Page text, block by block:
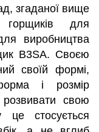
згаданої вище
горщиків для
виробництва
B3SA. Своєю
своїй формі,
і розмір
свою
стосується